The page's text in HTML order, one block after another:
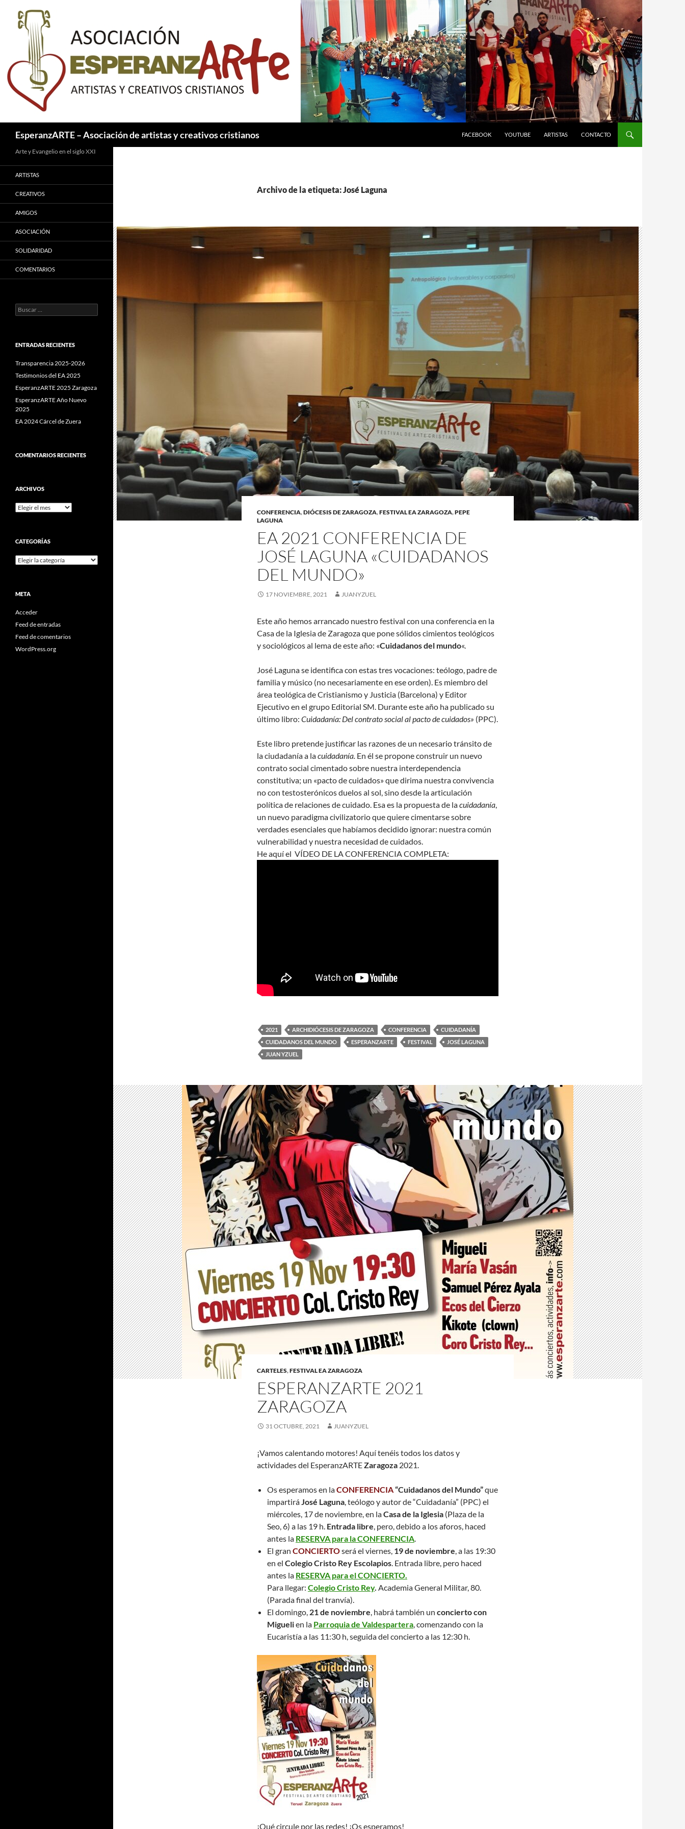
contenido
EsperanzARTE – Asociación de artistas y creativos cristianos FACEBOOK YOUTUBE ARTISTAS CONTACTO
Archivo de la etiqueta: José Laguna
CONFERENCIA,DIÓCESIS DE ZARAGOZA,FESTIVAL EA ZARAGOZA,PEPE
LAGUNA
EA 2021 CONFERENCIA DE
JOSÉ LAGUNA «CUIDADANOS
DEL MUNDO»
17 NOVIEMBRE, 2021 JUANYZUEL
Este año hemos arrancado nuestro festival con una conferencia en la
Casa de la Iglesia de Zaragoza que pone sólidos cimientos teológicos
y sociológicos al lema de este año: «Cuidadanos del mundo«.
José Laguna se identifica con estas tres vocaciones: teólogo, padre de
familia y músico (no necesariamente en ese orden). Es miembro del
área teológica de Cristianismo y Justicia (Barcelona) y Editor
Ejecutivo en el grupo Editorial SM. Durante este año ha publicado su
último libro: Cuidadanía: Del contrato social al pacto de cuidados» (PPC).
Este libro pretende justificar las razones de un necesario tránsito de
la ciudadanía a lacuidadanía. En él se propone construir un nuevo
contrato social cimentado sobre nuestra interdependencia
constitutiva; un «pacto de cuidados» que dirima nuestra convivencia
no con testosterónicos duelos al sol, sino desde la articulación
política de relaciones de cuidado. Esa es la propuesta de lacuidadanía,
un nuevo paradigma civilizatorio que quiere cimentarse sobre
verdades esenciales que habíamos decidido ignorar: nuestra común
vulnerabilidad y nuestra necesidad de cuidados.
He aquí el VÍDEO DE LA CONFERENCIA COMPLETA:
2021 ARCHIDIÓCESIS DE ZARAGOZA CONFERENCIA
CUIDADANÍA
CUIDADANOS DEL MUNDO
ESPERANZARTE FESTIVAL
JOSÉ LAGUNA
JUAN YZUEL
CARTELES,FESTIVAL EA ZARAGOZA
ESPERANZARTE 2021
ZARAGOZA
31 OCTUBRE, 2021 JUANYZUEL
¡Vamos calentando motores! Aquí tenéis todos los datos y
actividades del EsperanzARTEZaragoza 2021.
Os esperamos en laCONFERENCIA“Cuidadanos del Mundo”que
impartiráJosé Laguna, teólogo y autor de “Cuidadanía” (PPC) el
miércoles, 17 de noviembre, en laCasa de la Iglesia (Plaza de la
Seo, 6) a las 19 h. Entrada libre, pero, debido a los aforos, haced
antes la RESERVA para la CONFERENCIA.
El gran CONCIERTOserá el viernes, 19 de noviembre, a las 19:30
en el Colegio Cristo Rey Escolapios. Entrada libre, pero haced
antes la RESERVA para el CONCIERTO.
Para llegar: Colegio Cristo Rey. Academia General Militar, 80.
(Parada final del tranvía).
El domingo, 21 de noviembre, habrá también un concierto con
Miguelien la Parroquia de Valdespartera, comenzando con la
Eucaristía a las 11:30 h, seguida del concierto a las 12:30 h.
¡Qué circule por las redes! ¡Os esperamos!
Arte y Evangelio en el siglo XXI
ARTISTAS
CREATIVOS
AMIGOS
ASOCIACIÓN
SOLIDARIDAD
COMENTARIOS
Buscar:
ENTRADAS RECIENTES
Transparencia 2025-2026
Testimonios del EA 2025
EsperanzARTE 2025 Zaragoza
EsperanzARTE Año Nuevo
2025
EA 2024 Cárcel de Zuera
COMENTARIOS RECIENTES
ARCHIVOS
Archivos
CATEGORÍAS
Categorías
META
Acceder
Feed de entradas
Feed de comentarios
WordPress.org